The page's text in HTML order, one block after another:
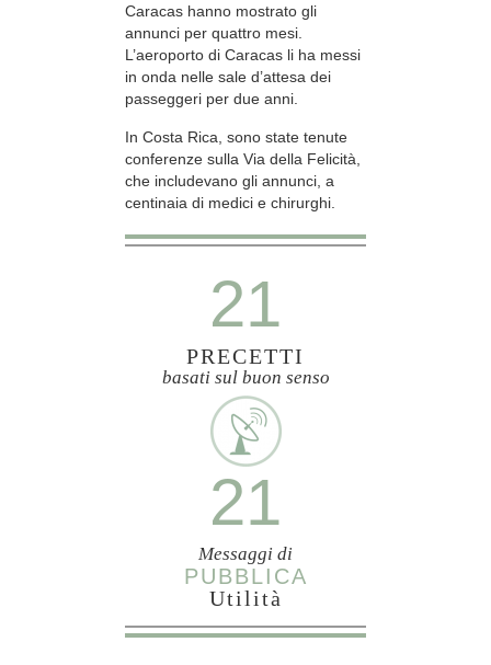
Caracas hanno mostrato gli
annunci per quattro mesi.
L’aeroporto di Caracas li ha messi
in onda nelle sale d’attesa dei
passeggeri per due anni.
In Costa Rica, sono state tenute
conferenze sulla Via della Felicità,
che includevano gli annunci, a
centinaia di medici e chirurghi.
21
PRECETTI
basati sul buon senso
21
Messaggi di
PUBBLICA
Utilità